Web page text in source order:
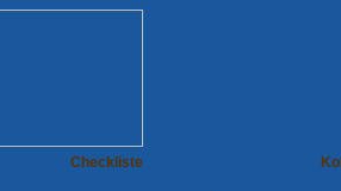
Checkliste